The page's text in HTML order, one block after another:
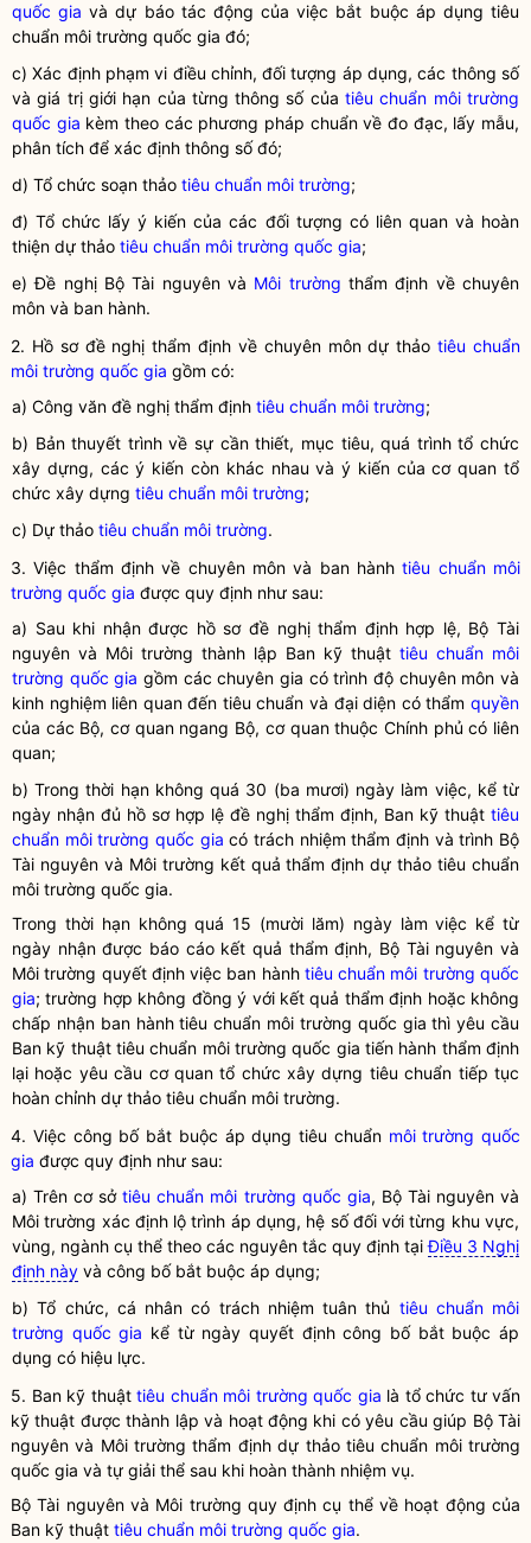
quốc gia và dự báo tác động của việc bắt buộc áp dụngtiêu
chuẩn môi trường quốc gia đó;
c) Xác định phạm vi điều chỉnh, đối tượng áp dụng, các thông số
và giá trị giới hạn của từng thông số củatiêu chuẩn môi trường
quốc gia kèm theo các phương pháp chuẩn về đo đạc, lấy mẫu,
phân tích để xác định thông số đó;
d) Tổ chức soạn thảo tiêu chuẩn môi trường;
đ) Tổ chức lấy ý kiến của các đối tượng có liên quan và hoàn
thiện dự thảo tiêu chuẩn môi trường quốc gia;
e) Đề nghị Bộ Tài nguyên và Môi trường thẩm định về chuyên
môn và ban hành.
2. Hồ sơ đề nghị thẩm định về chuyên môn dự thảotiêu chuẩn
môi trường quốc gia gồm có:
a) Công văn đề nghị thẩm định tiêu chuẩn môi trường;
b) Bản thuyết trình về sự cần thiết, mục tiêu, quá trình tổ chức
xây dựng, các ý kiến còn khác nhau và ý kiến của cơ quan tổ
chức xây dựng tiêu chuẩn môi trường;
c) Dự thảo tiêu chuẩn môi trường.
3. Việc thẩm định về chuyên môn và ban hànhtiêu chuẩn môi
trường quốc gia được quy định như sau:
a) Sau khi nhận được hồ sơ đề nghị thẩm định hợp lệ, Bộ Tài
nguyên và Môi trường thành lập Ban kỹ thuật tiêu chuẩn môi
trường quốc gia gồm các chuyên gia có trình độ chuyên môn và
kinh nghiệm liên quan đến tiêu chuẩn và đại diện có thẩm quyền
của các Bộ, cơ quan ngang Bộ, cơ quan thuộc Chính phủ có liên
quan;
b) Trong thời hạn không quá 30 (ba mươi) ngày làm việc, kể từ
ngày nhận đủ hồ sơ hợp lệ đề nghị thẩm định, Ban kỹ thuật tiêu
chuẩn môi trường quốc gia có trách nhiệm thẩm định và trình Bộ
Tài nguyên và Môi trường kết quả thẩm định dự thảotiêu chuẩn
môi trường quốc gia.
Trong thời hạn không quá 15 (mười lăm) ngày làm việc kể từ
ngày nhận được báo cáo kết quả thẩm định, Bộ Tài nguyên và
Môi trường quyết định việc ban hành tiêu chuẩn môi trường quốc
gia; trường hợp không đồng ý với kết quả thẩm định hoặc không
chấp nhận ban hànhtiêu chuẩn môi trường quốc gia thì yêu cầu
Ban kỹ thuật tiêu chuẩn môi trường quốc gia tiến hành thẩm định
lại hoặc yêu cầu cơ quan tổ chức xây dựng tiêu chuẩn tiếp tục
hoàn chỉnh dự thảo tiêu chuẩn môi trường.
4. Việc công bố bắt buộc áp dụng tiêu chuẩn môi trường quốc
gia được quy định như sau:
a) Trên cơ sởtiêu chuẩn môi trường quốc gia, Bộ Tài nguyên và
Môi trường xác định lộ trình áp dụng, hệ số đối với từng khu vực,
vùng, ngành cụ thể theo các nguyên tắc quy định tạiĐiều 3 Nghị
định này và công bố bắt buộc áp dụng;
b) Tổ chức, cá nhân có trách nhiệm tuân thủ tiêu chuẩn môi
trường quốc gia kể từ ngày quyết định công bố bắt buộc áp
dụng có hiệu lực.
5. Ban kỹ thuật tiêu chuẩn môi trường quốc gia là tổ chức tư vấn
kỹ thuật được thành lập và hoạt động khi có yêu cầu giúp Bộ Tài
nguyên và Môi trường thẩm định dự thảo tiêu chuẩn môi trường
quốc gia và tự giải thể sau khi hoàn thành nhiệm vụ.
Bộ Tài nguyên và Môi trường quy định cụ thể về hoạt động của
Ban kỹ thuật tiêu chuẩn môi trường quốc gia.